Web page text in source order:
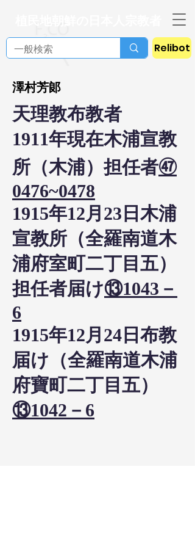
Relibot
澤村芳郞
天理教布教者
1911年現在木浦宣教
所（木浦）担任者㊼
0476~0478
1915年12月23日木浦
宣教所（全羅南道木
浦府室町二丁目五）
担任者届け⑬1043－
6
1915年12月24日布教
届け（全羅南道木浦
府寶町二丁目五）
⑬1042－6